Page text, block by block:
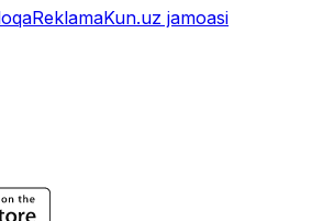
ReklamaKun.uz jamoasi